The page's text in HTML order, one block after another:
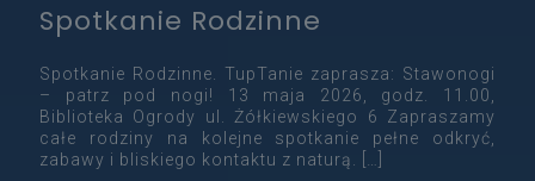
Spotkanie Rodzinne
Spotkanie Rodzinne. TupTanie zaprasza: Stawonogi
– patrz pod nogi! 13 maja 2026, godz. 11.00,
Biblioteka Ogrody ul. Żółkiewskiego 6 Zapraszamy
całe rodziny na kolejne spotkanie pełne odkryć,
zabawy i bliskiego kontaktu z naturą.